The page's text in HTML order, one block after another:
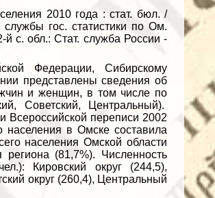
2010 года : стат. бюл. /
гос. статистики по Ом.
с. обл.: Стат. служба России -
Федерации, Сибирскому
представлены сведения об
и женщин, в том числе по
Советский, Центральный).
Всероссийской переписи 2002
населения в Омске составила
населения Омской области
(81,7%). Численность
Кировский округ (244,5),
округ (260,4), Центральный